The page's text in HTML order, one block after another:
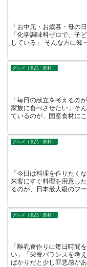
「お中元・お歳暮・母の
「化学調味料ゼロで、子
している」 そんな方に知
グルメ（食品・飲料）
「毎日の献立を考えるの
家族に食べさせたい」そ
ているのが、国産食材に
グルメ（食品・飲料）
「今日は料理を作りたく
来客にすぐ料理を用意し
るのが、日本最大級のフ
グルメ（食品・飲料）
「離乳食作りに毎日時間
い」「栄養バランスを考
ばかりだと少し罪悪感が